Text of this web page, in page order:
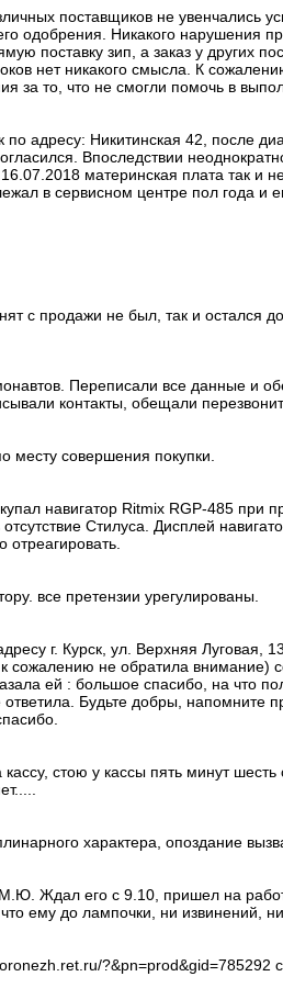
поставщиков не
одобрения. Никакого нарушения
поставку зип, а заказ у
нет никакого смысла. К
за то, что не смогли помочь в
по адресу: Никитинская 42, после
Впоследствии
материнская плата так и
в сервисном центре пол года
с продажи не был, так и остался
Переписали все данные
контакты, обещали
месту совершения покупки.
навигатор Ritmix RGP-485
Стилуса. Дисплей
все претензии урегулированы.
г. Курск, ул. Верхняя
не обратила внимание)
ей : большое спасибо, на что
Будьте добры,
стою у кассы пять минут
характера, опоздание
Ждал его с 9.10, пришел на
ему до лампочки, ни извинений,